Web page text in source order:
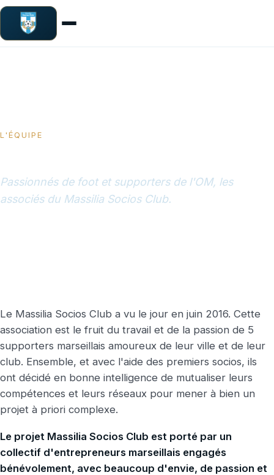
L'ÉQUIPE
Passionnés de foot et supporters de l'OM, les
associés du Massilia Socios Club.
Le Massilia Socios Club a vu le jour en juin 2016. Cette
association est le fruit du travail et de la passion de 5
supporters marseillais amoureux de leur ville et de leur
club. Ensemble, et avec l'aide des premiers socios, ils
ont décidé en bonne intelligence de mutualiser leurs
compétences et leurs réseaux pour mener à bien un
projet à priori complexe.
Le projet Massilia Socios Club est porté par un
collectif d'entrepreneurs marseillais engagés
bénévolement, avec beaucoup d'envie, de passion et